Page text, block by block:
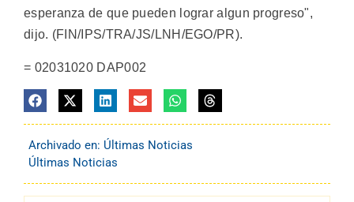
esperanza de que pueden lograr algun progreso",
dijo. (FIN/IPS/TRA/JS/LNH/EGO/PR).
= 02031020 DAP002
Archivado en: Últimas Noticias
Últimas Noticias